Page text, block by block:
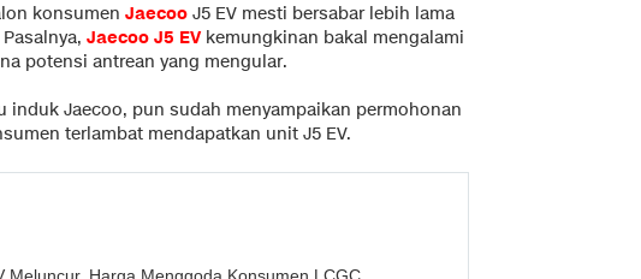
konsumen Jaecoo J5 EV mesti bersabar lebih lama
Jaecoo J5 EV kemungkinan bakal mengalami
potensi antrean yang mengular.
induk Jaecoo, pun sudah menyampaikan permohonan
terlambat mendapatkan unit J5 EV.